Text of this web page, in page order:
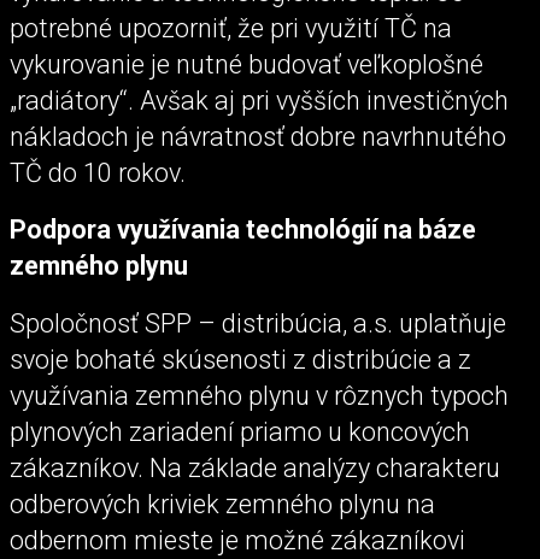
potrebné upozorniť, že pri využití TČ na
vykurovanie je nutné budovať veľkoplošné
„radiátory“. Avšak aj pri vyšších investičných
nákladoch je návratnosť dobre navrhnutého
TČ do 10 rokov.
Podpora využívania technológií na báze
zemného plynu
Spoločnosť SPP – distribúcia, a.s. uplatňuje
svoje bohaté skúsenosti z distribúcie a z
využívania zemného plynu v rôznych typoch
plynových zariadení priamo u koncových
zákazníkov. Na základe analýzy charakteru
odberových kriviek zemného plynu na
odbernom mieste je možné zákazníkovi